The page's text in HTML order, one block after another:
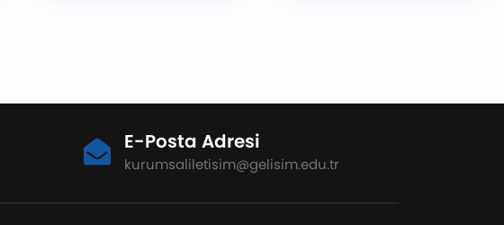
üretimi desteklemeyi
Üniversitesi, International
Conference on
anlayışını, yeni nesil
bir adım daha ileri taşıyor.
E-Posta Adresi
kurumsaliletisim@gelisim.edu.tr